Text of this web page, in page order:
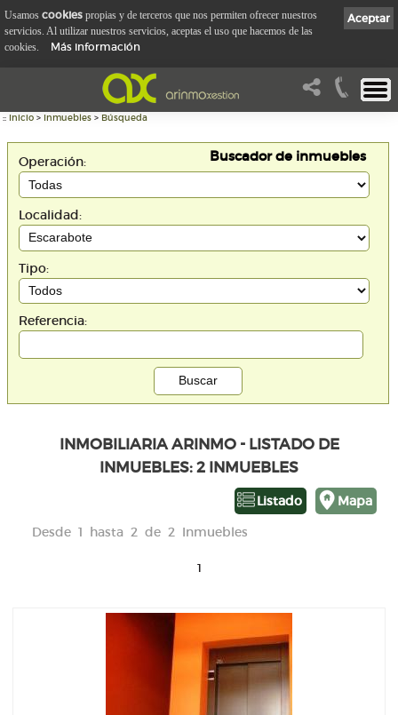
:: Inicio > Inmuebles > Búsqueda
Buscador de inmuebles
Operación:
Localidad:
Tipo:
Referencia:
INMOBILIARIA ARINMO - LISTADO DE
INMUEBLES: 2 INMUEBLES
Mapa
Listado
Desde 1 hasta 2 de 2 Inmuebles
1
Aceptar
Usamos cookies propias y de terceros que nos permiten ofrecer nuestros
servicios. Al utilizar nuestros servicios, aceptas el uso que hacemos de las
cookies.
Más información